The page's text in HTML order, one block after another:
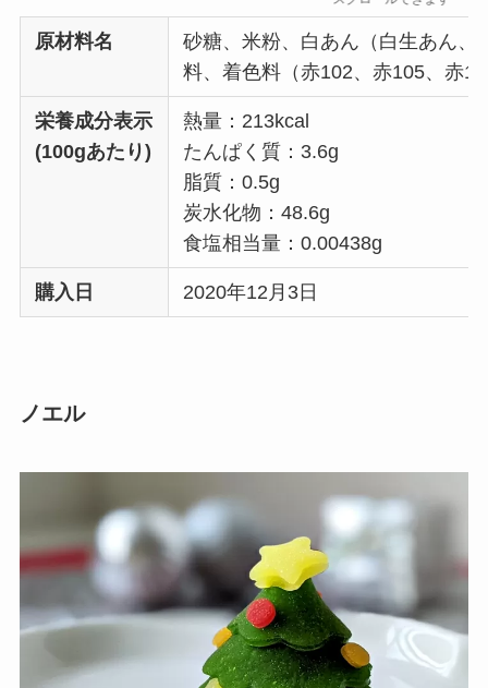
原材料名
砂糖、米粉、白あん（白生あん
料、着色料（赤102、赤105、赤
栄養成分表示
(100gあたり)
熱量：213kcal
たんぱく質：3.6g
脂質：0.5g
炭水化物：48.6g
食塩相当量：0.00438g
購入日 2020年12月3日
ノエル